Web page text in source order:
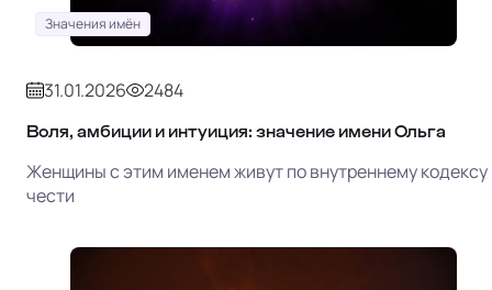
Значения имён
31.01.2026 2484
Воля, амбиции и интуиция: значение имени Ольга
Женщины с этим именем живут по внутреннему кодексу
чести